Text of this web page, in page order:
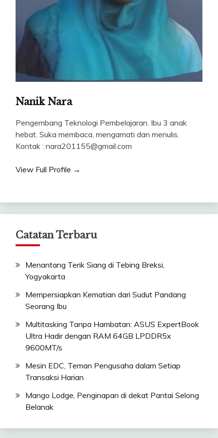
Nanik Nara
Pengembang Teknologi Pembelajaran. Ibu 3 anak
hebat. Suka membaca, mengamati dan menulis.
Kontak : nara201155@gmail.com
View Full Profile →
Catatan Terbaru
Menantang Terik Siang di Tebing Breksi,
Yogyakarta
Mempersiapkan Kematian dari Sudut Pandang
Seorang Ibu
Multitasking Tanpa Hambatan: ASUS ExpertBook
Ultra Hadir dengan RAM 64GB LPDDR5x
9600MT/s
Mesin EDC, Teman Pengusaha dalam Setiap
Transaksi Harian
Mango Lodge, Penginapan di dekat Pantai Selong
Belanak